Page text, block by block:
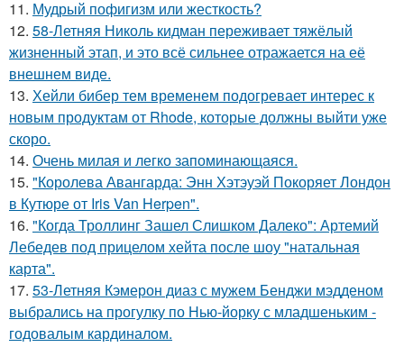
11. Мудрый пофигизм или жесткость?
12. 58-Летняя Николь кидман переживает тяжёлый
жизненный этап, и это всё сильнее отражается на её
внешнем виде.
13. Хейли бибер тем временем подогревает интерес к
новым продуктам от Rhode, которые должны выйти уже
скоро.
14. Очень милая и легко запоминающаяся.
15. "Королева Авангарда: Энн Хэтэуэй Покоряет Лондон
в Кутюре от Iris Van Herpen".
16. "Когда Троллинг Зашел Слишком Далеко": Артемий
Лебедев под прицелом хейта после шоу "натальная
карта".
17. 53-Летняя Кэмерон диаз с мужем Бенджи мэдденом
выбрались на прогулку по Нью-йорку с младшеньким -
годовалым кардиналом.